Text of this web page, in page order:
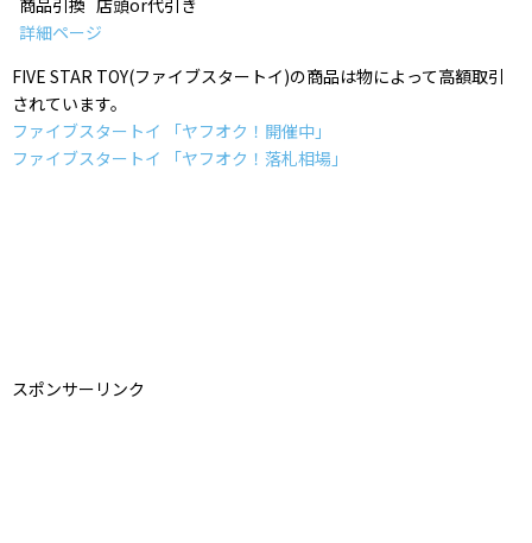
商品引換 店頭or代引き
詳細ページ
FIVE STAR TOY(ファイブスタートイ)の商品は物によって高額取引
されています。
ファイブスタートイ 「ヤフオク！開催中」
ファイブスタートイ 「ヤフオク！落札相場」
スポンサーリンク